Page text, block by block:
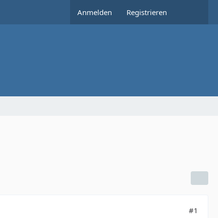
Anmelden Registrieren
#1